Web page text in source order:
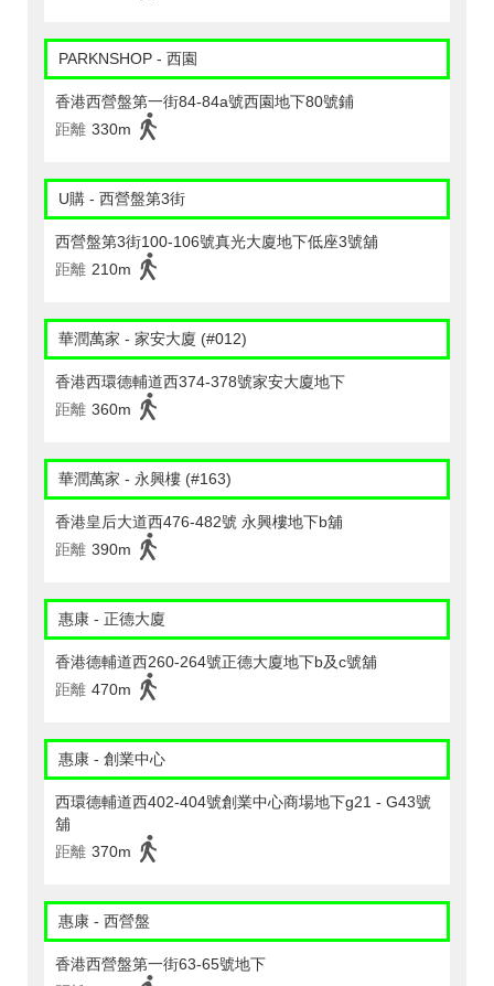
PARKNSHOP - 西園
香港西營盤第一街84-84a號西園地下80號鋪
距離 330m
U購 - 西營盤第3街
西營盤第3街100-106號真光大廈地下低座3號舖
距離 210m
華潤萬家 - 家安大廈 (#012)
香港西環德輔道西374-378號家安大廈地下
距離 360m
華潤萬家 - 永興樓 (#163)
香港皇后大道西476-482號 永興樓地下b舖
距離 390m
惠康 - 正德大廈
香港德輔道西260-264號正德大廈地下b及c號舖
距離 470m
惠康 - 創業中心
西環德輔道西402-404號創業中心商場地下g21 - G43號
舖
距離 370m
惠康 - 西營盤
香港西營盤第一街63-65號地下